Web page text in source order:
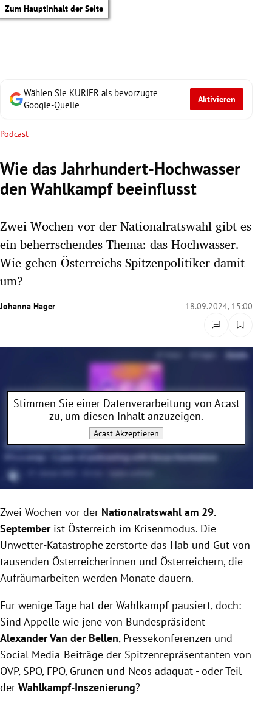
Zum Hauptinhalt der Seite
Untermenü
Untermenü
Untermenü
Untermenü
Untermenü
Untermenü
Untermenü
Wählen Sie KURIER als bevorzugte
Google-Quelle
Aktivieren
Podcast
Wie das Jahrhundert-Hochwasser
den Wahlkampf beeinflusst
Zwei Wochen vor der Nationalratswahl gibt es
ein beherrschendes Thema: das Hochwasser.
Wie gehen Österreichs Spitzenpolitiker damit
um?
Johanna Hager 18.09.2024, 15:00
Stimmen Sie einer Datenverarbeitung von Acast
zu, um diesen Inhalt anzuzeigen.
Acast Akzeptieren
Zwei Wochen vor der Nationalratswahl am 29.
Septemberist Österreich im Krisenmodus. Die
Unwetter-Katastrophe zerstörte das Hab und Gut von
tausenden Österreicherinnen und Österreichern, die
Aufräumarbeiten werden Monate dauern.
Für wenige Tage hat der Wahlkampf pausiert, doch:
Sind Appelle wie jene von Bundespräsident
Alexander Van der Bellen, Pressekonferenzen und
Social Media-Beiträge der Spitzenrepräsentanten von
ÖVP, SPÖ, FPÖ, Grünen und Neos adäquat - oder Teil
der Wahlkampf-Inszenierung?